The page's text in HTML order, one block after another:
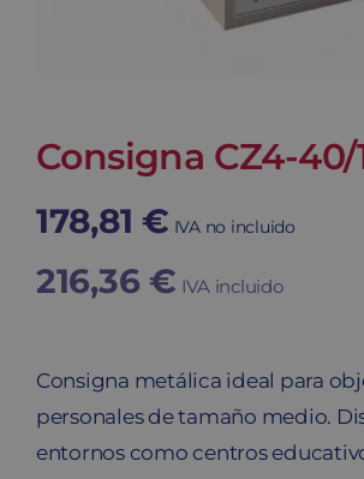
Consigna CZ4-40/
178,81 € IVA no incluido
216,36 € IVA incluido
Consigna metálica ideal para
personales de tamaño medio.
entornos como centros